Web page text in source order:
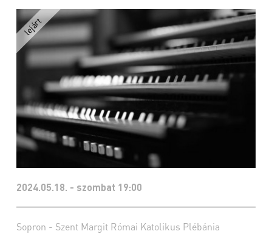
2024.05.18. - szombat 19:00
Sopron - Szent Margit Római Katolikus Plébánia